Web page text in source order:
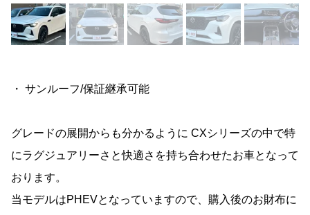
・ サンルーフ/保証継承可能
グレードの展開からも分かるように CXシリーズの中で特
にラグジュアリーさと快適さを持ち合わせたお車となって
おります。
当モデルはPHEVとなっていますので、購入後のお財布に